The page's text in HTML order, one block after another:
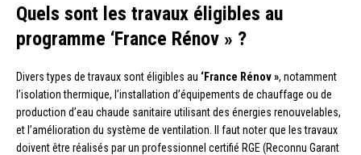
Quels sont les travaux éligibles au
programme ‘France Rénov » ?
Divers types de travaux sont éligibles au ‘France Rénov », notamment
l’isolation thermique, l’installation d’équipements de chauffage ou de
production d’eau chaude sanitaire utilisant des énergies renouvelables,
et l’amélioration du système de ventilation. Il faut noter que les travaux
doivent être réalisés par un professionnel certifié RGE (Reconnu Garant